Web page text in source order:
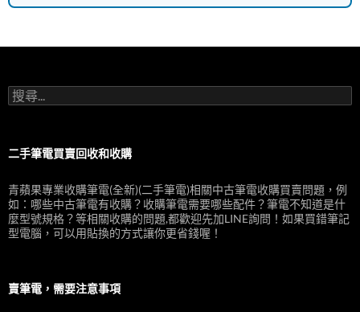
搜
尋
字:
二手筆電買賣回收和收購
青蘋果專業收購筆電(全新)(二手筆電)相關中古筆電收購買賣問題，例
如：哪些中古筆電有收購？收購筆電需要哪些配件？筆電不知道是什
麼型號規格？等相關收購的問題,都歡迎先加LINE詢問！如果買錯筆記
型電腦，可以用貼換的方式讓你更省錢喔！
賣筆電，需要注意事項